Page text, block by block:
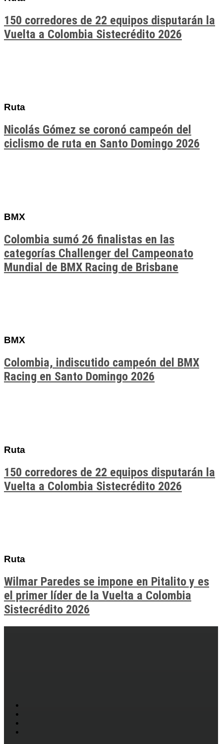
150 corredores de 22 equipos disputarán la
Vuelta a Colombia Sistecrédito 2026
Ruta
Nicolás Gómez se coronó campeón del
ciclismo de ruta en Santo Domingo 2026
BMX
Colombia sumó 26 finalistas en las
categorías Challenger del Campeonato
Mundial de BMX Racing de Brisbane
BMX
Colombia, indiscutido campeón del BMX
Racing en Santo Domingo 2026
Ruta
150 corredores de 22 equipos disputarán la
Vuelta a Colombia Sistecrédito 2026
Ruta
Wilmar Paredes se impone en Pitalito y es
el primer líder de la Vuelta a Colombia
Sistecrédito 2026